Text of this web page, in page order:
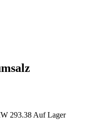
293.38 Auf Lager